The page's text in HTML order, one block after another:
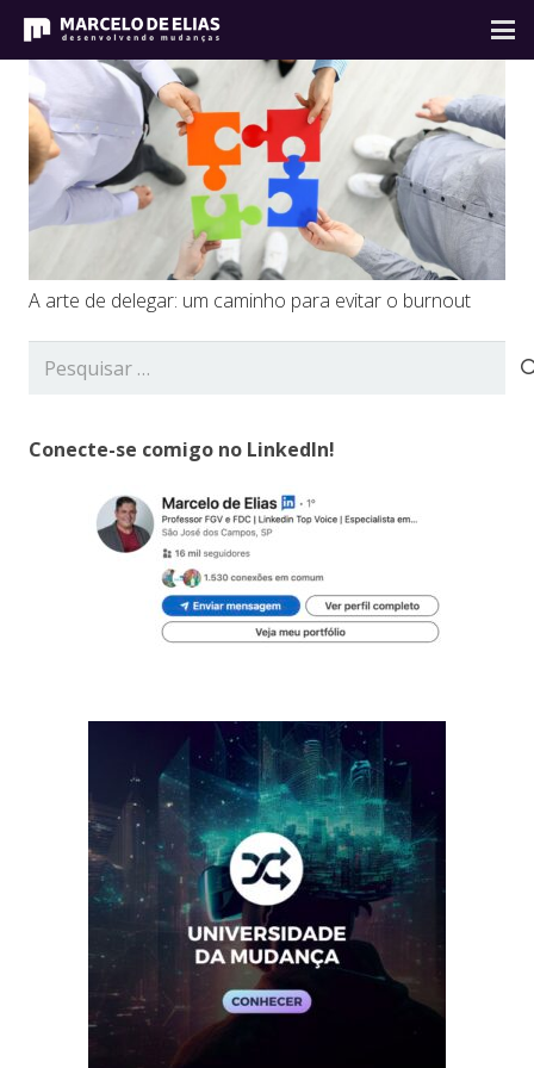
A arte de delegar: um caminho para evitar o burnout
Pesquisar
Conecte-se comigo no LinkedIn!